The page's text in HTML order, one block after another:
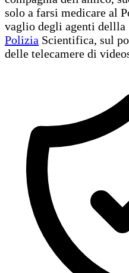
solo a farsi medicare al
vaglio degli agenti dellla
Polizia Scientifica, sul
delle telecamere di